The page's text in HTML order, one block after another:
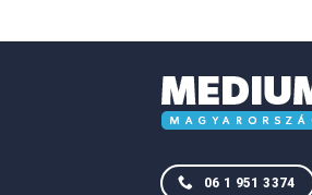
06 1 951 3374